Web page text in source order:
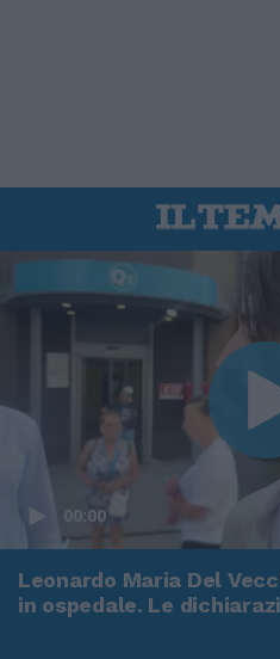
00:00
Leonardo Maria Del
in ospedale. Le